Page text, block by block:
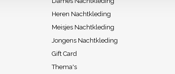
Heren Nachtkleding
Meisjes Nachtkleding
Jongens Nachtkleding
Gift Card
Thema's